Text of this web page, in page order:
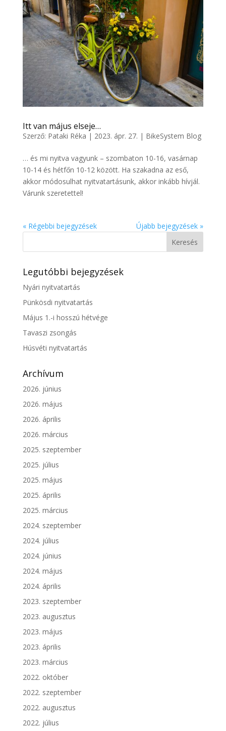
Itt van május elseje…
Szerző: Pataki Réka | 2023. ápr. 27. | BikeSystem Blog
… és mi nyitva vagyunk – szombaton 10-16, vasárnap
10-14 és hétfőn 10-12 között. Ha szakadna az eső,
akkor módosulhat nyitvatartásunk, akkor inkább hívjál.
Várunk szeretettel!
« Régebbi bejegyzések Újabb bejegyzések »
Legutóbbi bejegyzések
Nyári nyitvatartás
Pünkösdi nyitvatartás
Május 1.-i hosszú hétvége
Tavaszi zsongás
Húsvéti nyitvatartás
Archívum
2026. június
2026. május
2026. április
2026. március
2025. szeptember
2025. július
2025. május
2025. április
2025. március
2024. szeptember
2024. július
2024. június
2024. május
2024. április
2023. szeptember
2023. augusztus
2023. május
2023. április
2023. március
2022. október
2022. szeptember
2022. augusztus
2022. július